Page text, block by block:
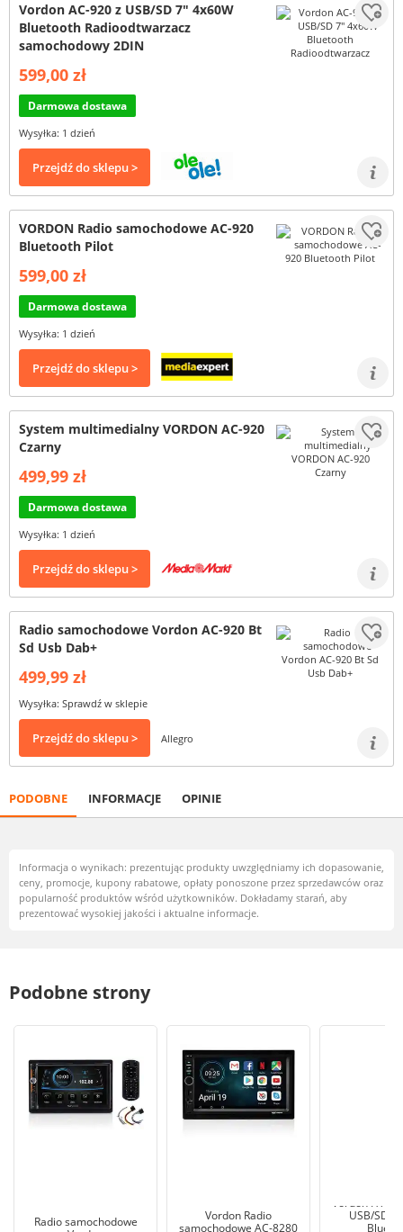
Vordon AC-920 z USB/SD 7" 4x60W
Bluetooth Radioodtwarzacz
samochodowy 2DIN
599,00 zł
Darmowa dostawa
Wysyłka: 1 dzień
Przejdź do sklepu >
VORDON Radio samochodowe AC-920
Bluetooth Pilot
599,00 zł
Darmowa dostawa
Wysyłka: 1 dzień
Przejdź do sklepu >
System multimedialny VORDON AC-920
Czarny
499,99 zł
Darmowa dostawa
Wysyłka: 1 dzień
Przejdź do sklepu >
Radio samochodowe Vordon AC-920 Bt
Sd Usb Dab+
499,99 zł
Wysyłka: Sprawdź w sklepie
Przejdź do sklepu > Allegro
PODOBNE INFORMACJE OPINIE
Informacja o wynikach: prezentując produkty uwzględniamy ich dopasowanie,
ceny, promocje, kupony rabatowe, opłaty ponoszone przez sprzedawców oraz
popularność produktów wśród użytkowników. Dokładamy starań, aby
prezentować wysokiej jakości i aktualne informacje.
Podobne strony
Radio samochodowe
Vordon Radio
samochodowe AC-8280
Vordon HT-
USB/SD 7